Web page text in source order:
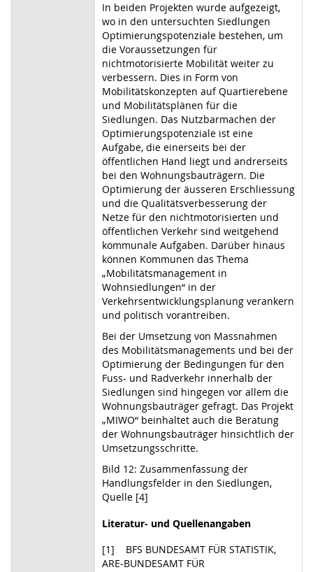
In beiden Projekten wurde aufgezeigt,
wo in den untersuchten Siedlungen
Optimierungspotenziale bestehen, um
die Voraussetzungen für
nichtmotorisierte Mobilität weiter zu
verbessern. Dies in Form von
Mobilitätskonzepten auf Quartierebene
und Mobilitätsplänen für die
Siedlungen. Das Nutzbarmachen der
Optimierungspotenziale ist eine
Aufgabe, die einerseits bei der
öffentlichen Hand liegt und andrerseits
bei den Wohnungsbauträgern. Die
Optimierung der äusseren Erschliessung
und die Qualitätsverbesserung der
Netze für den nichtmotorisierten und
öffentlichen Verkehr sind weitgehend
kommunale Aufgaben. Darüber hinaus
können Kommunen das Thema
„Mobilitätsmanagement in
Wohnsiedlungen“ in der
Verkehrsentwicklungsplanung verankern
und politisch vorantreiben.
Bei der Umsetzung von Massnahmen
des Mobilitätsmanagements und bei der
Optimierung der Bedingungen für den
Fuss- und Radverkehr innerhalb der
Siedlungen sind hingegen vor allem die
Wohnungsbauträger gefragt. Das Projekt
„MIWO“ beinhaltet auch die Beratung
der Wohnungsbauträger hinsichtlich der
Umsetzungsschritte.
Bild 12: Zusammenfassung der
Handlungsfelder in den Siedlungen,
Quelle [4]
Literatur- und Quellenangaben
[1] BFS BUNDESAMT FÜR STATISTIK,
ARE-BUNDESAMT FÜR